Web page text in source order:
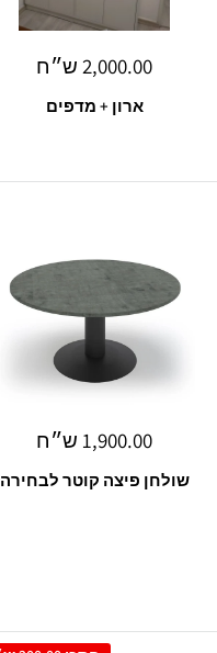
מחיר
2,000.00 ש״ח
ארון + מדפים
מחיר
1,900.00 ש״ח
שולחן פיצה קוטר לבחירה